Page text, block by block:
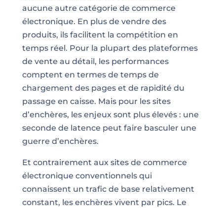
aucune autre catégorie de commerce
électronique. En plus de vendre des
produits, ils facilitent la compétition en
temps réel. Pour la plupart des plateformes
de vente au détail, les performances
comptent en termes de temps de
chargement des pages et de rapidité du
passage en caisse. Mais pour les sites
d’enchères, les enjeux sont plus élevés : une
seconde de latence peut faire basculer une
guerre d’enchères.
Et contrairement aux sites de commerce
électronique conventionnels qui
connaissent un trafic de base relativement
constant, les enchères vivent par pics. Le